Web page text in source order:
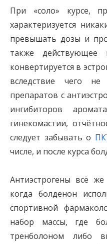
При «соло» курсе,
характеризуется
превышать дозы и
также действующее
конвертируется в
вследствие чего не
препаратов с
ингибиторов
гинекомастии,
следует забывать о
числе, и после курса
Антиэстрогены всё
когда болденон
спортивной
набор массы, где
тренболоном либо